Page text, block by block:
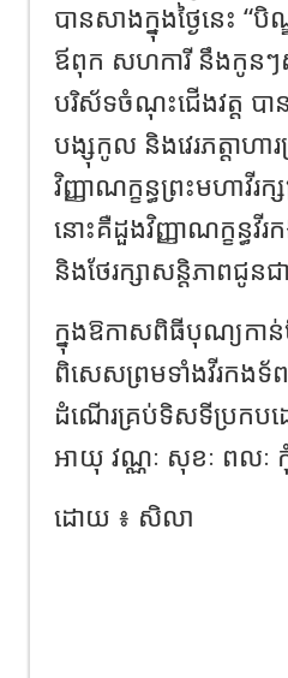
បានសាងក្នុងថ្ងៃនេះ
ឪពុក សហការី នឹងកូនៗស
បរិស័ទចំណុះជើងវត្ត បា
បង្សុកូល និងវេរភត្តាហ
វិញ្ញាណក្ខន្ធព្រះមហាវី
នោះគឺដួងវិញ្ញាណក្ខន្ធ
និងថែរក្សាសន្តិភាពជូន
ក្នុងឱកាសពិធីបុណ្យកាន់
ពិសេសព្រមទាំងវីរកងទ័
ដំណើរគ្រប់ទិសទីប្រកបដ
អាយុ វណ្ណៈ សុខៈ ពលៈ
ដោយ ៖ សិលា